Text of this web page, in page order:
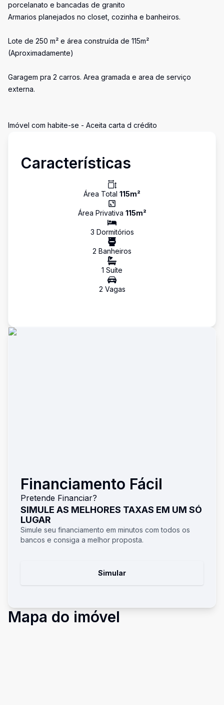
porcelanato e bancadas de granito
Armarios planejados no closet, cozinha e banheiros.
Lote de 250 m² e área construída de 115m²
(Aproximadamente)
Garagem pra 2 carros. Area gramada e area de serviço
externa.
Imóvel com habite-se - Aceita carta d crédito
Características
Área Total 115m²
Área Privativa 115m²
3 Dormitórios
2 Banheiros
1 Suíte
2 Vagas
Financiamento Fácil
Pretende Financiar?
SIMULE AS MELHORES TAXAS EM UM SÓ
LUGAR
Simule seu financiamento em minutos com todos os
bancos e consiga a melhor proposta.
Simular
Mapa do imóvel